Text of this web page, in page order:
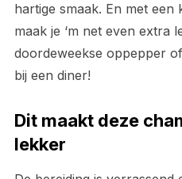
hartige smaak. En met een
maak je ‘m net even extra
doordeweekse oppepper
bij een diner!
Dit maakt deze
lekker